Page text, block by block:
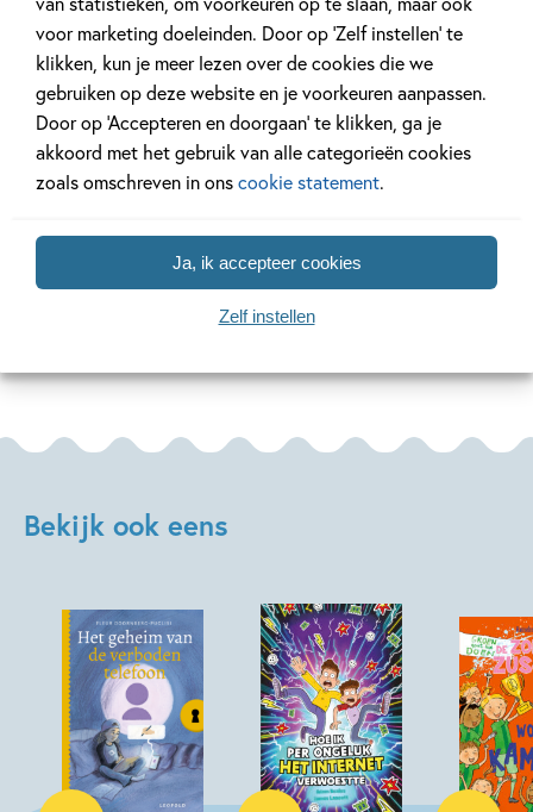
voor marketing doeleinden. Door op ‘Zelf instellen’ te
klikken, kun je meer lezen over de cookies die we
gebruiken op deze website en je voorkeuren aanpassen.
Door op ‘Accepteren en doorgaan’ te klikken, ga je
akkoord met het gebruik van alle categorieën cookies
zoals omschreven in onscookie statement.
Ja, ik accepteer cookies
Zelf instellen
2 JUNI 2026
De allerleukste boeken voor
Vaderdag!
Ons
achter deze
Bekijk alle artikelen
Bekijk ook eens